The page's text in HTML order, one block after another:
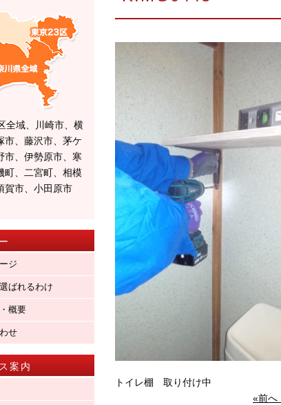
トイレ棚 取り付け中
«前へ
全域、川崎市、横
市、藤沢市、茅ケ
市、伊勢原市、寒
町、二宮町、相模
賀市、小田原市
ジ
ばれるわけ
概要
せ
案内